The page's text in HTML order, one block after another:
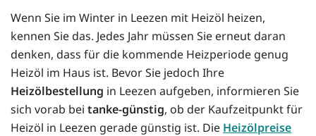
Wenn Sie im Winter in Leezen mit Heizöl heizen,
kennen Sie das. Jedes Jahr müssen Sie erneut daran
denken, dass für die kommende Heizperiode genug
Heizöl im Haus ist. Bevor Sie jedoch Ihre
Heizölbestellung in Leezen aufgeben, informieren Sie
sich vorab bei tanke-günstig, ob der Kaufzeitpunkt für
Heizöl in Leezen gerade günstig ist. Die Heizölpreise